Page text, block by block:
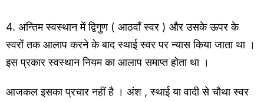
4. अन्तिम स्वस्थान में द्विगुण ( आठवाँ स्वर ) और उसके ऊपर के
स्वरों तक आलाप करने के बाद स्थाई स्वर पर न्यास किया जाता था ।
इस प्रकार स्वस्थान नियम का आलाप समाप्त होता था ।
आजकल इसका प्रचार नहीं है । अंश , स्थाई या वादी से चौथा स्वर